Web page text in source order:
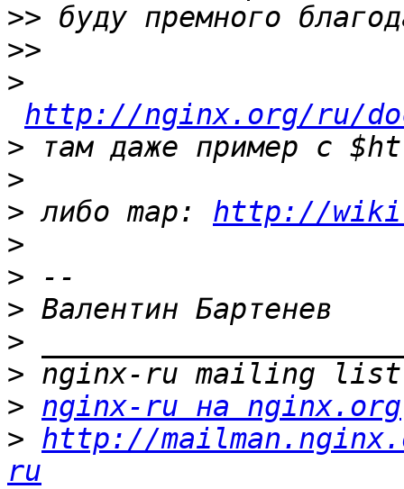
>>
>>
>
http://nginx.org/ru/
>
>
> либо map: http://
>
>
>
>
>
> nginx-ru на nginx.org
> http://
ru